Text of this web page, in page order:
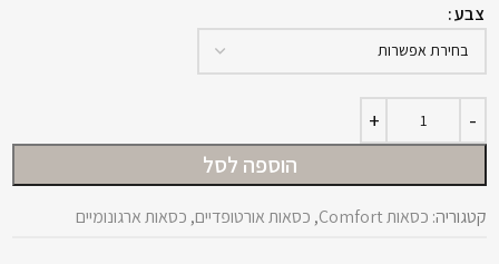
צבע
הוספה לסל
קטגוריה: כסאות Comfort , כסאות אורטופדיים, כסאות ארגונומיים